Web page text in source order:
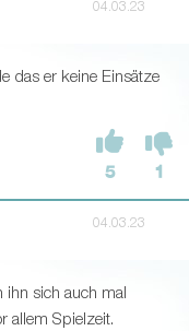
04.03.23
das er keine Einsätze
5 1
04.03.23
ihn sich auch mal
allem Spielzeit.